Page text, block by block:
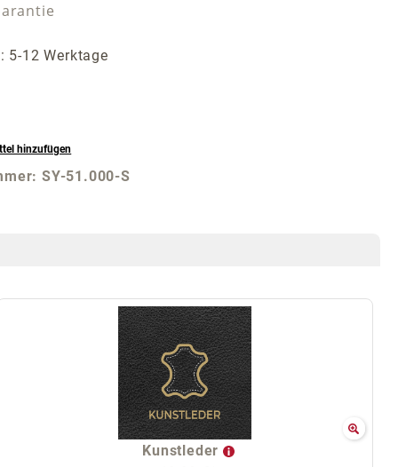
5-12 Werktage
hinzufügen
SY-51.000-S
Kunstleder